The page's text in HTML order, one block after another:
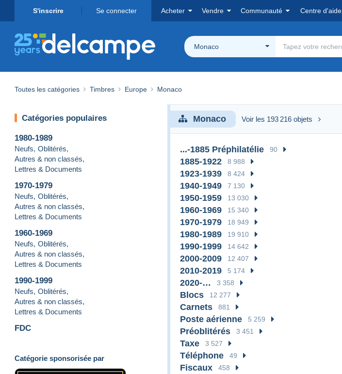
S'inscrire Se connecter Acheter Vendre Communauté Centre d'aide
Monaco
Toutes les catégories Timbres Europe Monaco
Catégories populaires
1980-1989
Neufs, Oblitérés,
Autres & non classés,
Lettres & Documents
1970-1979
Neufs, Oblitérés,
Autres & non classés,
Lettres & Documents
1960-1969
Neufs, Oblitérés,
Autres & non classés,
Lettres & Documents
1990-1999
Neufs, Oblitérés,
Autres & non classés,
Lettres & Documents
FDC
Catégorie sponsorisée par
Monaco Voir les 193 216 objets
...-1885 Préphilatélie 90
1885-1922 8 988
1923-1939 8 424
1940-1949 7 130
1950-1959 13 030
1960-1969 15 340
1970-1979 18 949
1980-1989 19 910
1990-1999 14 642
2000-2009 12 407
2010-2019 5 174
2020-… 3 358
Blocs 12 277
Carnets 881
Poste aérienne 5 259
Préoblitérés 3 451
Taxe 3 527
Téléphone 49
Fiscaux 458